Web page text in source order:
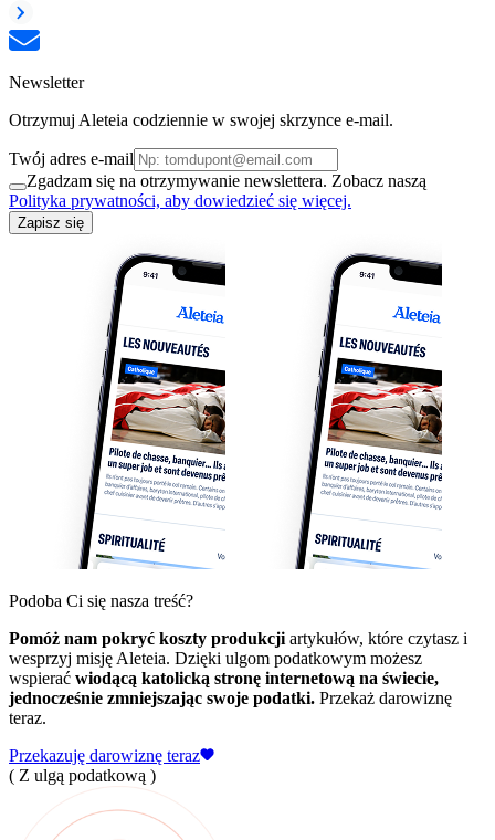
Newsletter
Otrzymuj Aleteia codziennie w swojej skrzynce e-mail.
Twój adres e-mail
Zgadzam się na otrzymywanie newslettera. Zobacz naszą
Polityka prywatności, aby dowiedzieć się więcej.
Zapisz się
Podoba Ci się nasza treść?
Pomóż nam pokryć koszty produkcji artykułów, które czytasz i
wesprzyj misję Aleteia. Dzięki ulgom podatkowym możesz
wspierać wiodącą katolicką stronę internetową na świecie,
jednocześnie zmniejszając swoje podatki. Przekaż darowiznę
teraz.
Przekazuję darowiznę teraz
( Z ulgą podatkową )